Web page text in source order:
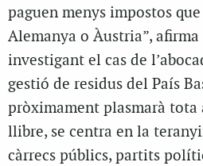
paguen menys impostos
Alemanya o Àustria”,
investigant el cas de
gestió de residus del País
pròximament plasmarà tota
llibre, se centra en la
càrrecs públics, partits